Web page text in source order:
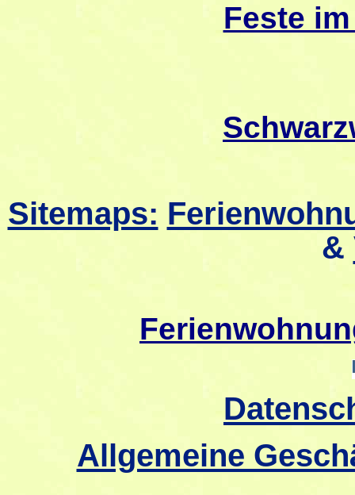
Feste
Sitemaps:
&
Allgemeine